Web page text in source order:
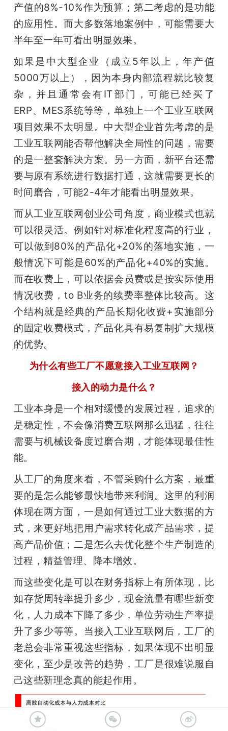
产值的8%-10%作为预算；第二考虑的是功能
的应用性。而大多数落地案例中，可能需要大
半年至一年可看出明显效果。
如果是中大型企业（成立5年以上，年产值
5000万以上），因为本身内部流程就比较复
杂，并且通常会有IT部门，可能已经买了
ERP、MES系统等等，单独上一个工业互联网
项目效果不太明显。中大型企业首先考虑的是
工业互联网能否帮他解决全局性的问题，需要
的是一整套解决方案。另一方面，新平台还需
要与原有系统进行数据打通，这就需要更长的
时间磨合，可能2-4年才能看出明显效果。
而从工业互联网创业公司角度，商业模式也就
可以很灵活。例如针对标准化程度高的行业，
可以做到80%的产品化+20%的落地实施，一
般情况下可能是60%的产品化+40%的实施。
而在收费上，可以依据会员费或是按实际使用
情况收费，to B业务的续费率整体比较高。这
个结构就是经典的产品长期化收费+实施部分
的固定收费模式，产品化具有易复制扩大规模
的优势。
为什么有些工厂不愿意接入工业互联网？
接入的动力是什么？
工业本身是一个相对缓慢的发展过程，追求的
是稳定性，不会像消费互联网那么迅猛，往往
需要与机械设备度过磨合期，才能体现最佳性
能。
从工厂的角度来看，不管采购什么方案，最重
要的是怎么能够最快地带来利润。这里的利润
体现在两方面，一是如何通过工业大数据的方
式，来更好地把用户需求转化成产品需求，提
高产品价值；二是怎么去优化整个生产制造的
过程，精益管理、降本增效。
而这些变化是可以在财务指标上有所体现，比
如存货周转率提升多少，现金流量有哪些新变
化，人力成本下降了多少，单位劳动生产率提
升了多少等等。当接入工业互联网后，工厂的
老总会非常重视这些指标，如果体现不出明显
变化，至少是改善的趋势，工厂是很难说服自
己这些新理念真的能起作用。